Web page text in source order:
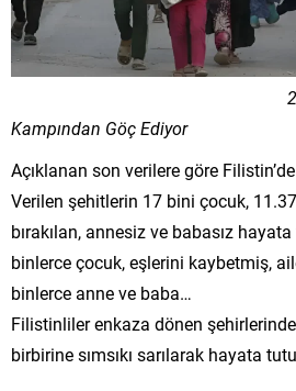
Kampından Göç Ediyor
Açıklanan son verilere göre
Verilen şehitlerin 17 bini çocuk,
bırakılan, annesiz ve babasız
binlerce çocuk, eşlerini kaybetmiş,
binlerce anne ve baba…
Filistinliler enkaza dönen
birbirine sımsıkı sarılarak hayata